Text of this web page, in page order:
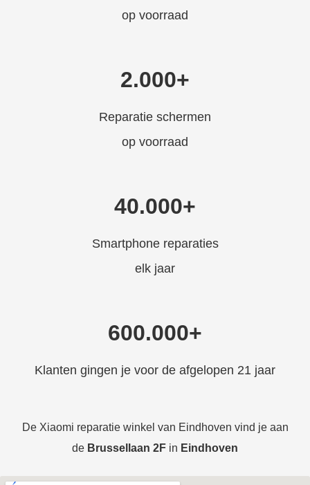
op voorraad
2.000+
Reparatie schermen
op voorraad
40.000+
Smartphone reparaties
elk jaar
600.000+
Klanten gingen je voor de afgelopen 21 jaar
De Xiaomi reparatie winkel van Eindhoven vind je aan
de Brussellaan 2F in Eindhoven